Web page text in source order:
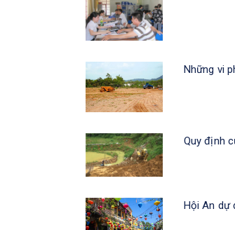
Những vi
Quy định
Hội An dự